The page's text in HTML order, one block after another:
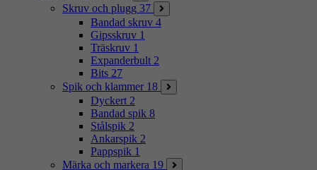
Skruv och plugg 37
Bandad skruv 4
Gipsskruv 1
Träskruv 1
Expanderbult 2
Bits 27
Spik och klammer 18
Dyckert 2
Bandad spik 8
Stålspik 2
Ankarspik 2
Pappspik 1
Märka och markera 19